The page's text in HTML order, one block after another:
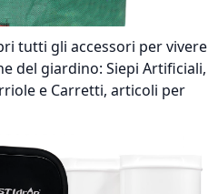
tutti gli accessori per vivere
del giardino: Siepi Artificiali,
e Carretti, articoli per